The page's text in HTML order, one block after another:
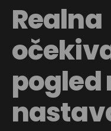
Realna
pogled